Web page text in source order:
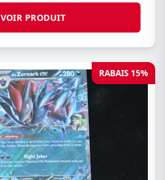
VOIR PRODUIT
RABAIS 15%